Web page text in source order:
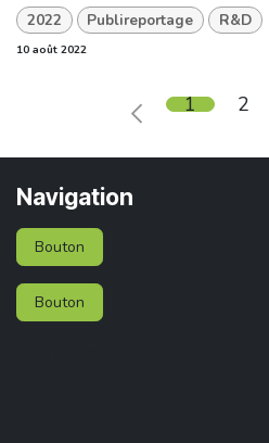
2022 Publireportage R&D
10 août 2022
1 2
Navigation
Bouton
Bouton